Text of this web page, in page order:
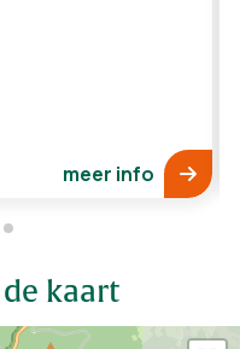
meer info
kaart